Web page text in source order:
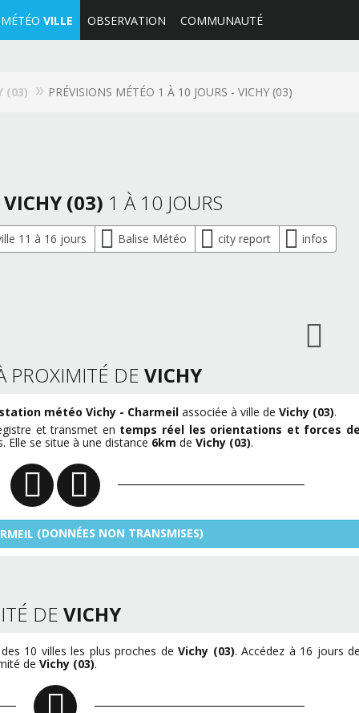
MÉTÉO VILLE OBSERVATION COMMUNAUTÉ
(03) PRÉVISIONS MÉTÉO 1 À 10 JOURS - VICHY (03)
VICHY (03) 1 À 10 JOURS
11 à 16 jours Balise Météo city report infos
PROXIMITÉ DE VICHY
station météo Vichy - Charmeil associée à ville de Vichy (03).
et transmet en temps réel les orientations et forces
Elle se situe à une distance 6km de Vichy (03).
(DONNÉES NON TRANSMISES)
DE VICHY
des 10 villes les plus proches deVichy (03). Accédez à 16 jours
de Vichy (03).